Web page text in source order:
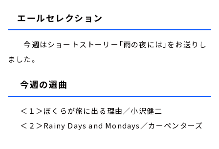
エールセレクション
今週はショートストーリー「雨の夜には」をお送りし
ました。
今週の選曲
＜１＞ぼくらが旅に出る理由／小沢健二
＜２＞Rainy Days and Mondays／カーペンターズ